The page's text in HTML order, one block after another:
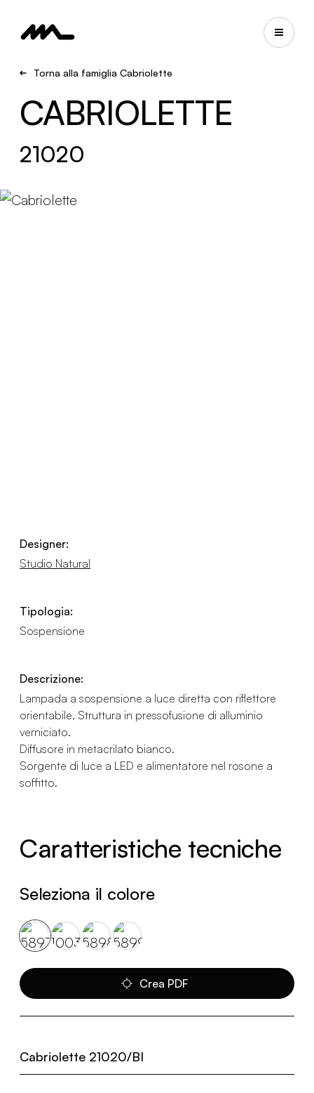
Torna alla famiglia Cabriolette
CABRIOLETTE
21020
Designer:
Studio Natural
Tipologia:
Sospensione
Descrizione:
Lampada a sospensione a luce diretta con riflettore
orientabile. Struttura in pressofusione di alluminio
verniciato.
Diffusore in metacrilato bianco.
Sorgente di luce a LED e alimentatore nel rosone a
soffitto.
Caratteristiche tecniche
Seleziona il colore
Crea PDF
Cabriolette 21020/BI